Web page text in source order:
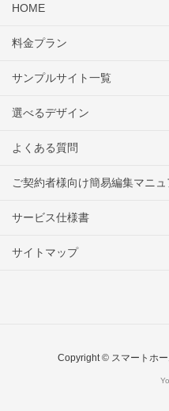
HOME
料金プラン
サンプルサイト一覧
選べるデザイン
よくある質問
ご契約者様向け簡易編集マニ
サービス仕様書
サイトマップ
Copyright © スマートホ